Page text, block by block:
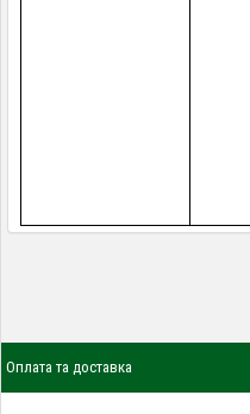
Оплата та доставка